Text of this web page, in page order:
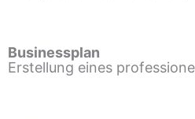
Businessplan
Erstellung eines